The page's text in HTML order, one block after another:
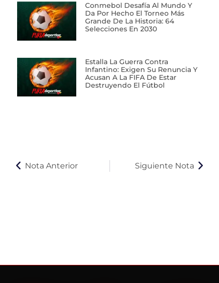
Conmebol Desafía Al Mundo Y
Da Por Hecho El Torneo Más
Grande De La Historia: 64
Selecciones En 2030
Estalla La Guerra Contra
Infantino: Exigen Su Renuncia Y
Acusan A La FIFA De Estar
Destruyendo El Fútbol
Nota Anterior Siguiente Nota